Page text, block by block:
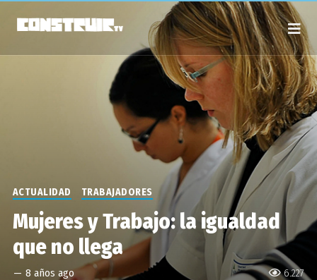
6.227
ACTUALIDAD TRABAJADORES
Mujeres y Trabajo: la igualdad
que no llega
— 8 años ago